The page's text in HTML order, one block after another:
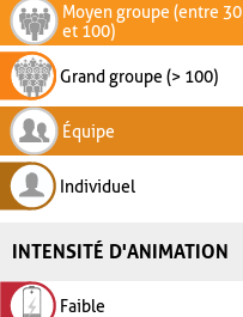
Moyen groupe (entre 30
et 100)
Grand groupe (> 100)
Équipe
Individuel
INTENSITÉ D'ANIMATION
Faible